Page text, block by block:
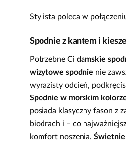
Stylista poleca w
Spodnie z kantem i
Potrzebne Ci damskie
wizytowe spodnie nie
wyrazisty odcień,
Spodnie w morskim kolorze
posiada klasyczny fason z
biodrach i – co
komfort noszenia. Świetnie